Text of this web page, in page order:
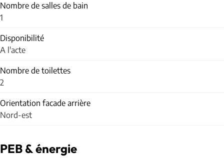
Nombre de salles de bain
1
Disponibilité
A l'acte
Nombre de toilettes
2
Orientation facade arrière
Nord-est
PEB & énergie